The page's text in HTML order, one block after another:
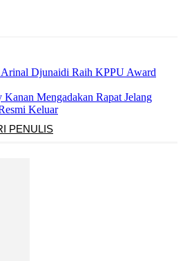
Arinal Djunaidi Raih KPPU Award
Mengadakan Rapat Jelang
Keluar
PENULIS